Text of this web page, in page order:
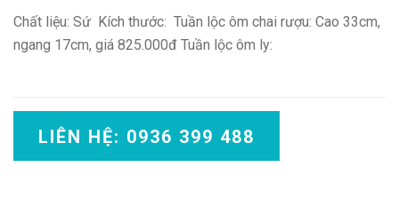
Chất liệu: Sứ Kích thước: Tuần lộc ôm chai rượu: Cao 33cm,
ngang 17cm, giá 825.000đ Tuần lộc ôm ly:
LIÊN HỆ: 0936 399 488